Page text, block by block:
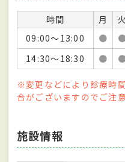
時間 月 火
09:00～13:00
●
14:30～18:30
●
※変更などにより診療時
合がございますのでご注
施設情報